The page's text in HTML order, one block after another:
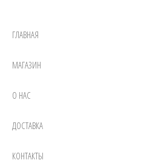
ГЛАВНАЯ
МАГАЗИН
О НАС
ДОСТАВКА
КОНТАКТЫ